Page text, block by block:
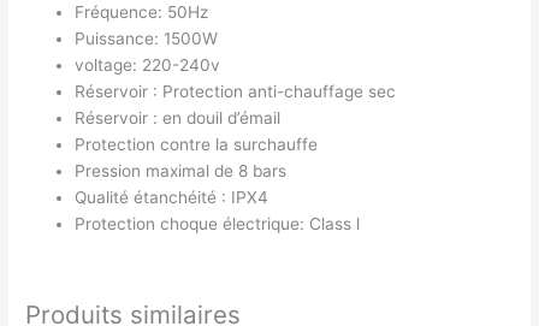
Fréquence: 50Hz
Puissance: 1500W
voltage: 220-240v
Réservoir : Protection anti-chauffage sec
Réservoir : en douil d’émail
Protection contre la surchauffe
Pression maximal de 8 bars
Qualité étanchéité : IPX4
Protection choque électrique: Class l
Produits similaires